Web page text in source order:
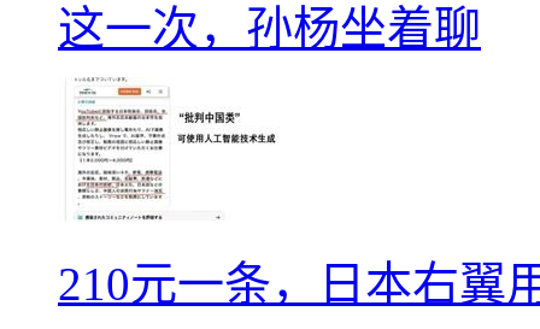
这一次，孙杨坐着聊
210元一条，日本右翼